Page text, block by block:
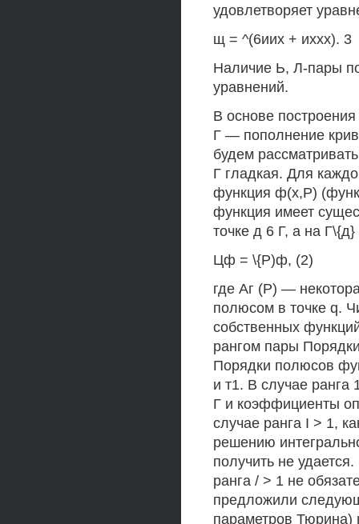
удовлетворяет
щ = ^(6иих + иххх). 3
Наличие Ь, Л-пары
уравнений.
В основе
Г — пополнение
будем
Г гладкая. Для
функция ф(х,Р)
функция имеет
точке д 6 Г, а на
Цф = \{Р)ф, (2)
где Аг (Р) —
полюсом в точке q.
собственных
рангом пары
Порядки полюсов
и т1. В случае
Г и коэффициенты
случае ранга I > 1,
решению
получить не
ранга / > 1 не
предложили
параметров Тюрина)